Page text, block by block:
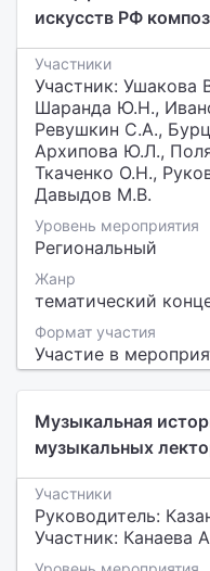
искусств РФ
Участники
Участник: Ушакова
Шаранда Ю.Н.,
Ревушкин С.А.,
Архипова Ю.Л.,
Ткаченко О.Н.,
Давыдов М.В.
Уровень мероприятия
Региональный
Жанр
тематический
Формат участия
Участие в
Музыкальная
музыкальных
Участники
Руководитель:
Участник: Канаева